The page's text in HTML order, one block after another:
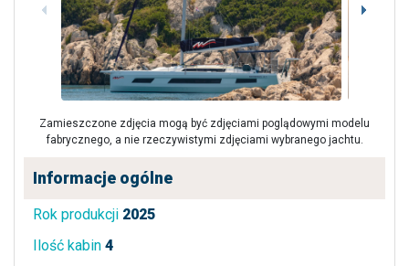
Zamieszczone zdjęcia mogą być zdjęciami poglądowymi modelu
fabrycznego, a nie rzeczywistymi zdjęciami wybranego jachtu.
Informacje ogólne
Rok produkcji 2025
Ilość kabin 4